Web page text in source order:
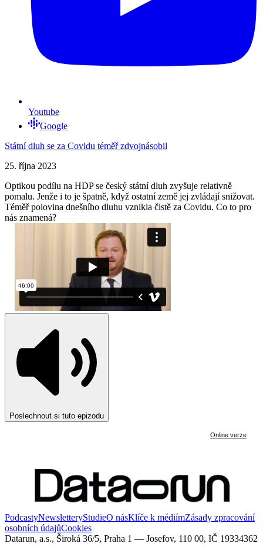
Youtube
Google
Státní dluh se za Covidu téměř zdvojnásobil
25. října 2023
Optikou podílu na HDP se český státní dluh zvyšuje relativně
pomalu. Jenže i to je špatně, když ostatní země jej zvládají snižovat.
Téměř polovina dnešního dluhu vznikla čistě za Covidu. Co to pro
nás znamená?
Poslechnout si tuto epizodu
PodcastyNewsletteryStudieO násKlíče k médiímZásady zpracování
osobních údajůCookies
Datarun, a.s., Široká 36/5, Praha 1 — Josefov, 110 00, IČ 19334362